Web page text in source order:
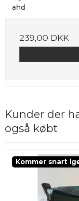
ahd
239,00 DKK
Kunder der
også købt
Kommer snart